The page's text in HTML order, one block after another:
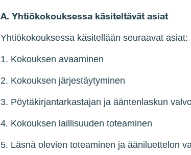
A. Yhtiökokouksessa käsiteltävät asiat
Yhtiökokouksessa käsitellään seuraavat asiat:
1. Kokouksen avaaminen
2. Kokouksen järjestäytyminen
3. Pöytäkirjantarkastajan ja ääntenlaskun
4. Kokouksen laillisuuden toteaminen
5. Läsnä olevien toteaminen ja ääniluettelon